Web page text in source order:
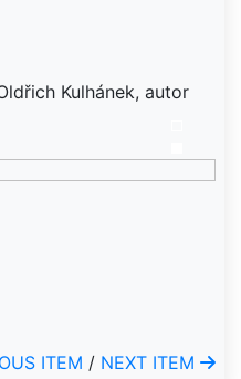
Kulhánek, autor
ITEM / NEXT ITEM